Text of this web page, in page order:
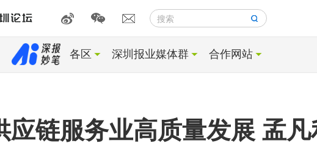
搜索
各区 深圳报业媒体群 合作网站
链服务业高质量发展 孟